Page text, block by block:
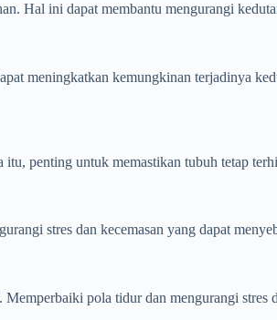
Hal ini dapat membantu mengurangi
meningkatkan kemungkinan terjadinya
penting untuk memastikan tubuh tetap
stres dan kecemasan yang dapat
pola tidur dan mengurangi stres